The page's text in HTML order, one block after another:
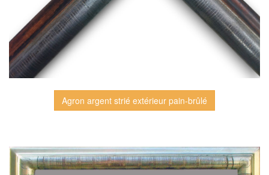
Agron argent strié extérieur pain-brûlé